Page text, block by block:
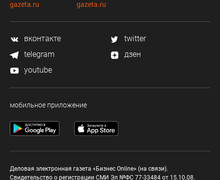
gazeta.ru
gazeta.ru
вконтакте
twitter
telegram
дзен
youtube
мобильное приложение
Деловая электронная газета «Бизнес Online» (на связи).
Свидетельство о регистрации СМИ Эл №ФС 77-33484 от 15.10.08.